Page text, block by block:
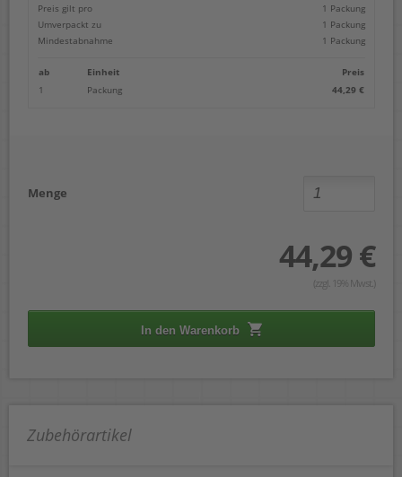
Preis gilt pro
1 Packung
Umverpackt zu
1 Packung
Mindestabnahme
1 Packung
ab Einheit
Preis
1
Packung 44,29 €
Menge
44,29 €
(zzgl. 19% Mwst.)
In den Warenkorb
Zubehörartikel